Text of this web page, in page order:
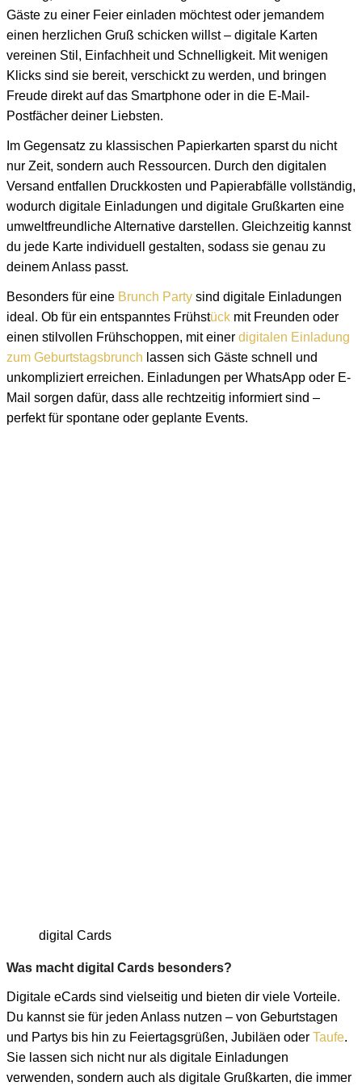
Gäste zu einer Feier einladen möchtest oder jemandem
einen herzlichen Gruß schicken willst – digitale Karten
vereinen Stil, Einfachheit und Schnelligkeit. Mit wenigen
Klicks sind sie bereit, verschickt zu werden, und bringen
Freude direkt auf das Smartphone oder in die E-Mail-
Postfächer deiner Liebsten.
Im Gegensatz zu klassischen Papierkarten sparst du nicht
nur Zeit, sondern auch Ressourcen. Durch den digitalen
Versand entfallen Druckkosten und Papierabfälle vollständig,
wodurch digitale Einladungen und digitale Grußkarten eine
umweltfreundliche Alternative darstellen. Gleichzeitig kannst
du jede Karte individuell gestalten, sodass sie genau zu
deinem Anlass passt.
Besonders für eine Brunch Party sind digitale Einladungen
ideal. Ob für ein entspanntes Frühstück mit Freunden oder
einen stilvollen Frühschoppen, mit einer digitalen Einladung
zum Geburtstagsbrunch lassen sich Gäste schnell und
unkompliziert erreichen. Einladungen per WhatsApp oder E-
Mail sorgen dafür, dass alle rechtzeitig informiert sind –
perfekt für spontane oder geplante Events.
digital Cards
Was macht digital Cards besonders?
Digitale eCards sind vielseitig und bieten dir viele Vorteile.
Du kannst sie für jeden Anlass nutzen – von Geburtstagen
und Partys bis hin zu Feiertagsgrüßen, Jubiläen oder Taufe.
Sie lassen sich nicht nur als digitale Einladungen
verwenden, sondern auch als digitale Grußkarten, die immer